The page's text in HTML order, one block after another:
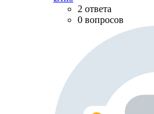
2 ответа
0 вопросов